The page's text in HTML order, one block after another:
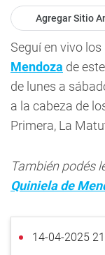
Agregar Sitio
Seguí en vivo
Mendoza de este
de lunes a
a la cabeza de
Primera, La
También podés
Quiniela de
14-04-2025